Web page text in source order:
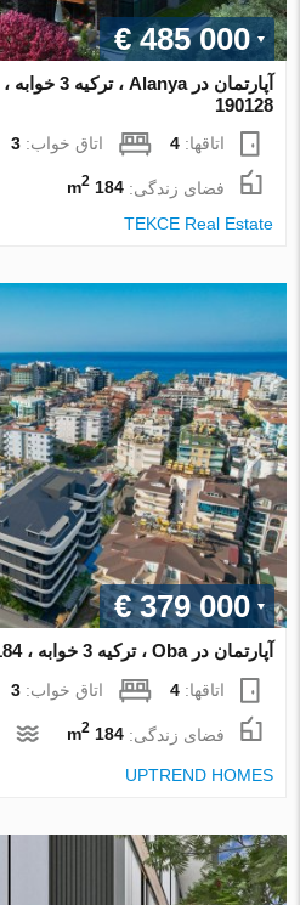
€ 485 000
190128
اتاقها:4 اتاق خواب:3
فضای زندگی:184 m
2
TEKCE Real Estate
€ 379 000
آپارتمان در Oba ، ترکیه 3 خوابه ، 184 متر مربع. شماره 34210
اتاقها:4 اتاق خواب:3
فضای زندگی:184 m
2
UPTREND HOMES